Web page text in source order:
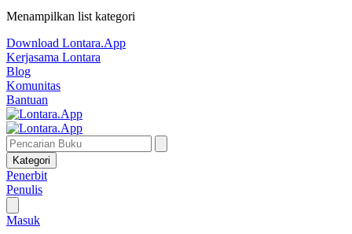
Menampilkan list kategori
Download Lontara.App
Kerjasama Lontara
Blog
Komunitas
Bantuan
Kategori
Penerbit
Penulis
Masuk